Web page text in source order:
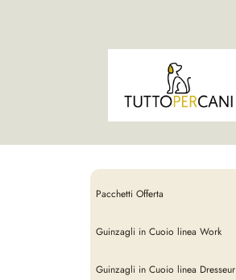
Pacchetti Offerta
Guinzagli in Cuoio linea Work
Guinzagli in Cuoio linea Dresseur